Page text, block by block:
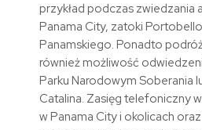
przykład podczas zwiedzania
Panama City, zatoki Portobello
Panamskiego. Ponadto
również możliwość
Parku Narodowym Soberania
Catalina. Zasięg telefoniczny
w Panama City i okolicach